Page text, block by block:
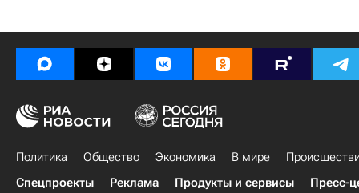
Политика Общество Экономика В мире
Спецпроекты
Реклама Продукты и сервисы Пресс-